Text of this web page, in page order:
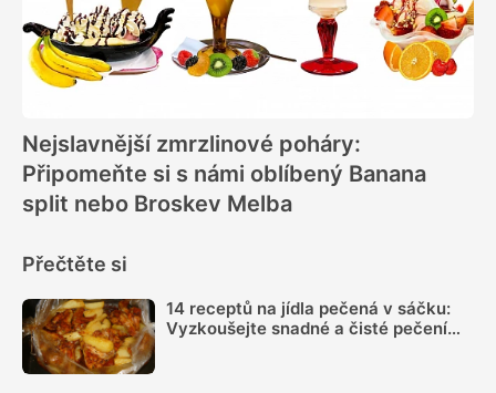
Nejslavnější zmrzlinové poháry:
Připomeňte si s námi oblíbený Banana
split nebo Broskev Melba
Přečtěte si
14 receptů na jídla pečená v sáčku:
Vyzkoušejte snadné a čisté pečení